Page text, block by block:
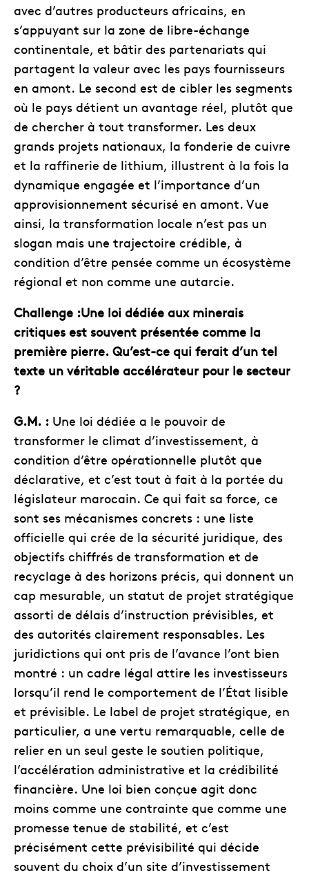
avec d’autres producteurs africains, en
s’appuyant sur la zone de libre-échange
continentale, et bâtir des partenariats qui
partagent la valeur avec les pays fournisseurs
en amont. Le second est de cibler les segments
où le pays détient un avantage réel, plutôt que
de chercher à tout transformer. Les deux
grands projets nationaux, la fonderie de cuivre
et la raffinerie de lithium, illustrent à la fois la
dynamique engagée et l’importance d’un
approvisionnement sécurisé en amont. Vue
ainsi, la transformation locale n’est pas un
slogan mais une trajectoire crédible, à
condition d’être pensée comme un écosystème
régional et non comme une autarcie.
Challenge :Une loi dédiée aux minerais
critiques est souvent présentée comme la
première pierre. Qu’est-ce qui ferait d’un tel
texte un véritable accélérateur pour le secteur
?
G.M. : Une loi dédiée a le pouvoir de
transformer le climat d’investissement, à
condition d’être opérationnelle plutôt que
déclarative, et c’est tout à fait à la portée du
législateur marocain. Ce qui fait sa force, ce
sont ses mécanismes concrets : une liste
officielle qui crée de la sécurité juridique, des
objectifs chiffrés de transformation et de
recyclage à des horizons précis, qui donnent un
cap mesurable, un statut de projet stratégique
assorti de délais d’instruction prévisibles, et
des autorités clairement responsables. Les
juridictions qui ont pris de l’avance l’ont bien
montré : un cadre légal attire les investisseurs
lorsqu’il rend le comportement de l’État lisible
et prévisible. Le label de projet stratégique, en
particulier, a une vertu remarquable, celle de
relier en un seul geste le soutien politique,
l’accélération administrative et la crédibilité
financière. Une loi bien conçue agit donc
moins comme une contrainte que comme une
promesse tenue de stabilité, et c’est
précisément cette prévisibilité qui décide
souvent du choix d’un site d’investissement